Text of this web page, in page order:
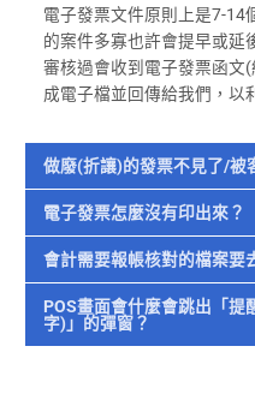
電子發票文件原則上是7-14
的案件多寡也許會提早或延
審核過會收到電子發票函文
成電子檔並回傳給我們，以
做廢(折讓)的發票不見了/被
電子發票怎麼沒有印出來？
會計需要報帳核對的檔案要
POS畫面會什麼會跳出「提
字)」的彈窗？